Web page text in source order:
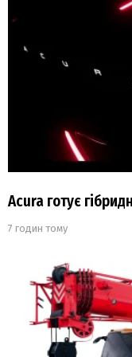
Acura готує
7 годин тому